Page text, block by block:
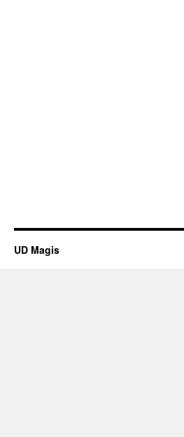
UD Magis